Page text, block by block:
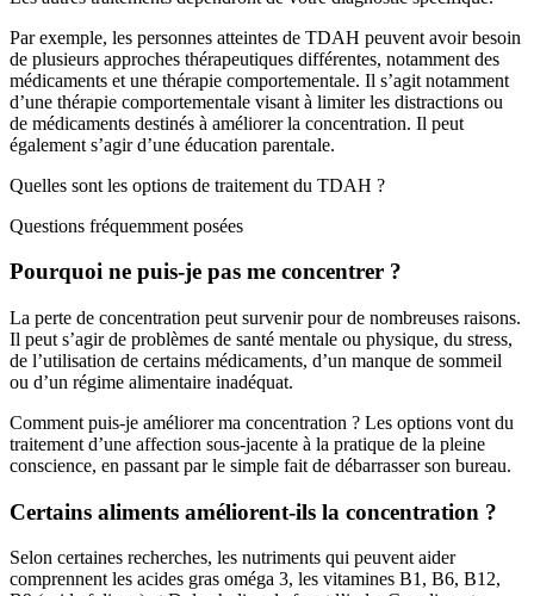
Par exemple, les personnes atteintes de TDAH peuvent avoir besoin
de plusieurs approches thérapeutiques différentes, notamment des
médicaments et une thérapie comportementale. Il s’agit notamment
d’une thérapie comportementale visant à limiter les distractions ou
de médicaments destinés à améliorer la concentration. Il peut
également s’agir d’une éducation parentale.
Quelles sont les options de traitement du TDAH ?
Questions fréquemment posées
Pourquoi ne puis-je pas me concentrer ?
La perte de concentration peut survenir pour de nombreuses raisons.
Il peut s’agir de problèmes de santé mentale ou physique, du stress,
de l’utilisation de certains médicaments, d’un manque de sommeil
ou d’un régime alimentaire inadéquat.
Comment puis-je améliorer ma concentration ? Les options vont du
traitement d’une affection sous-jacente à la pratique de la pleine
conscience, en passant par le simple fait de débarrasser son bureau.
Certains aliments améliorent-ils la concentration ?
Selon certaines recherches, les nutriments qui peuvent aider
comprennent les acides gras oméga 3, les vitamines B1, B6, B12,